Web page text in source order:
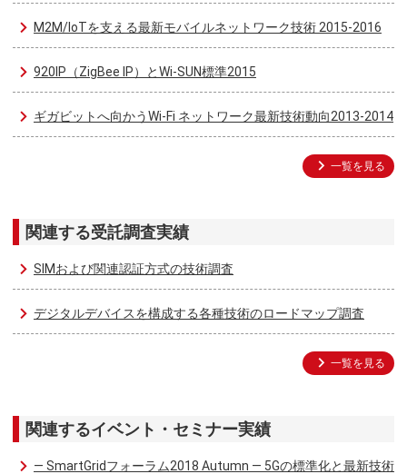
M2M/IoTを支える最新モバイルネットワーク技術 2015-2016
920IP（ZigBee IP）とWi-SUN標準2015
ギガビットへ向かうWi-Fi ネットワーク最新技術動向2013-2014
一覧を見る
関連する受託調査実績
SIMおよび関連認証方式の技術調査
デジタルデバイスを構成する各種技術のロードマップ調査
一覧を見る
関連するイベント・セミナー実績
― SmartGridフォーラム2018 Autumn ― 5Gの標準化と最新技術